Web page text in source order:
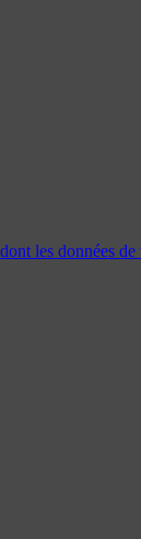
les données